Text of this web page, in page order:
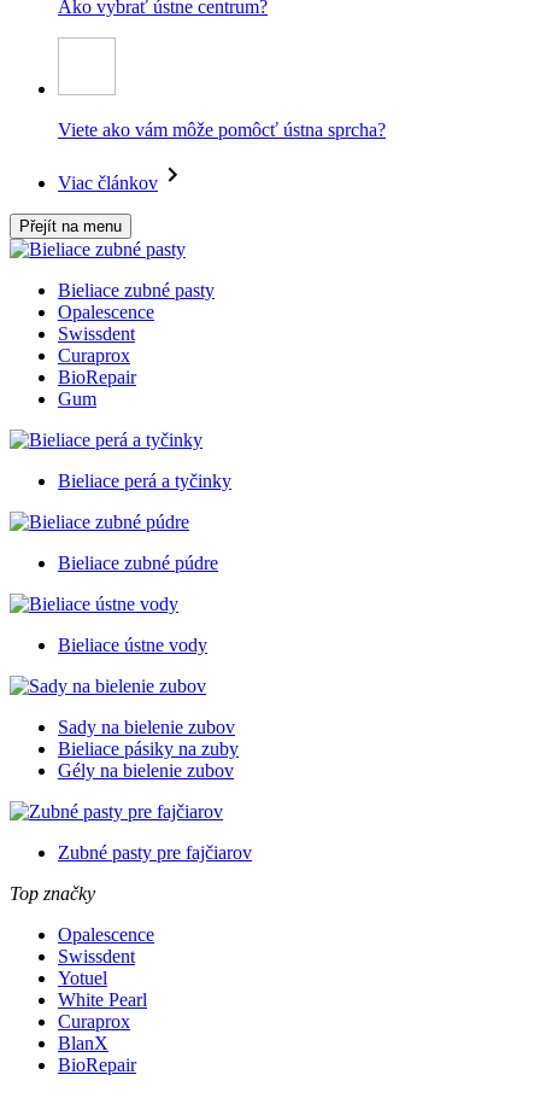
Ako vybrať ústne centrum?
Viete ako vám môže pomôcť ústna sprcha?
Viac článkov
Přejít na menu
Bieliace zubné pasty
Opalescence
Swissdent
Curaprox
BioRepair
Gum
Bieliace perá a tyčinky
Bieliace zubné púdre
Bieliace ústne vody
Sady na bielenie zubov
Bieliace pásiky na zuby
Gély na bielenie zubov
Zubné pasty pre fajčiarov
Top značky
Opalescence
Swissdent
Yotuel
White Pearl
Curaprox
BlanX
BioRepair